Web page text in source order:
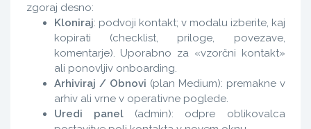
zgoraj desno:
Kloniraj: podvoji kontakt; v modalu izberite, kaj
kopirati (checklist, priloge, povezave,
komentarje). Uporabno za «vzorčni kontakt»
ali ponovljiv onboarding.
Arhiviraj / Obnovi (plan Medium): premakne v
arhiv ali vrne v operativne poglede.
Uredi panel(admin): odpre oblikovalca